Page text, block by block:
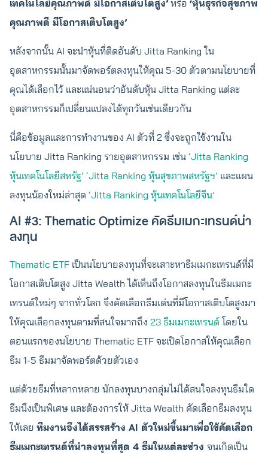
เทคโนโลยีคุณภาพดี มีโอกาสเติบโตสูง’ หรือ ‘หุ้นธุรกิจสุขภาพ
คุณภาพดี มีโอกาสเติบโตสูง’
หลังจากนั้น AI จะนำหุ้นที่ติดอันดับ Jitta Ranking ใน
อุตสาหกรรมนั้นมาจัดพอร์ตลงทุนให้คุณ 5-30 ตัวตามนโยบายที่
คุณได้เลือกไว้ และแน่นอนว่าอันดับหุ้น Jitta Ranking แต่ละ
อุตสาหกรรมก็เปลี่ยนแปลงได้ทุกวันเช่นเดียวกัน
นี่คือข้อมูลและการทำงานของ AI ตัวที่ 2 ซึ่งจะถูกใช้งานใน
นโยบาย Jitta Ranking รายอุตสาหกรรม เช่น ‘Jitta Ranking
หุ้นเทคโนโลยีสหรัฐ’ ‘Jitta Ranking หุ้นสุขภาพสหรัฐฯ’ และแผน
ลงทุนน้องใหม่ล่าสุด ‘Jitta Ranking หุ้นเทคโนโลยีจีน’
AI #3: Thematic Optimize คัดธีมเมกะเทรนด์น่า
ลงทุน
Thematic ETF เป็นนโยบายลงทุนที่จะเสาะหาธีมเมกะเทรนด์ที่มี
โอกาสเติบโตสูง Jitta Wealth ได้เห็นถึงโอกาสลงทุนในธีมเมกะ
เทรนด์ใหม่ๆ จากทั่วโลก จึงคัดเลือกธีมเด่นที่มีโอกาสเติบโตสูงมา
ให้คุณเลือกลงทุนตามที่สนใจมากถึง 23 ธีมเมกะเทรนด์โดยใน
ตอนแรกของนโยบาย Thematic ETF จะเปิดโอกาสให้คุณเลือก
ธีม 1-5 ธีมมาจัดพอร์ตด้วยตัวเอง
แต่ด้วยธีมที่หลากหลาย นักลงทุนบางกลุ่มไม่ได้สนใจลงทุนธีมใด
ธีมนึงเป็นพิเศษ และต้องการให้ Jitta Wealth คัดเลือกธีมลงทุน
ให้เลย ทีมงานจึงได้สรรสร้าง AI ตัวใหม่ขึ้นมาเพื่อใช้คัดเลือก
ธีมเมกะเทรนด์ที่น่าลงทุนที่สุด 4 ธีมในแต่ละช่วง จนเกิดเป็น